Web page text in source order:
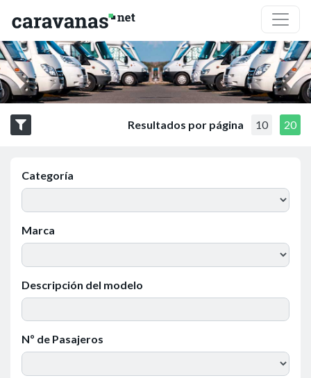
Resultados por página 10 20
Categoría
Marca
Descripción del modelo
Nº de Pasajeros